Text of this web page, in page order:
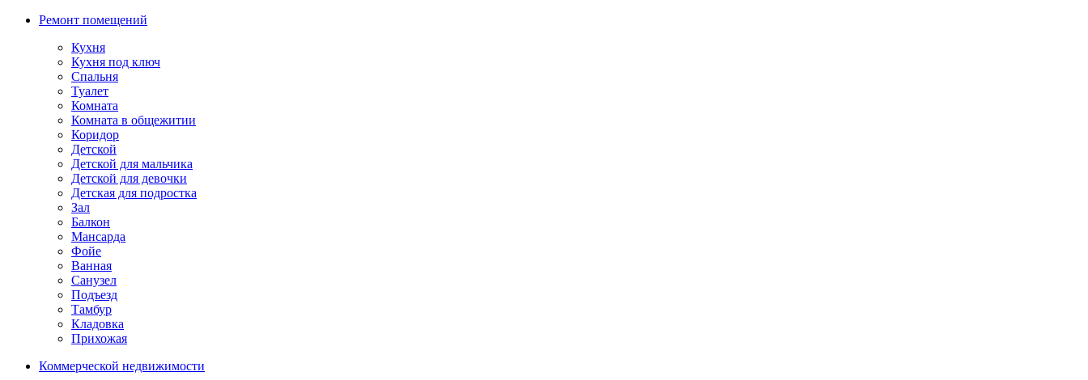
Ремонт помещений
Кухня
Кухня под ключ
Спальня
Туалет
Комната
Комната в общежитии
Коридор
Детской
Детской для мальчика
Детской для девочки
Детская для подростка
Зал
Балкон
Мансарда
Фойе
Ванная
Санузел
Подъезд
Тамбур
Кладовка
Прихожая
Коммерческой недвижимости